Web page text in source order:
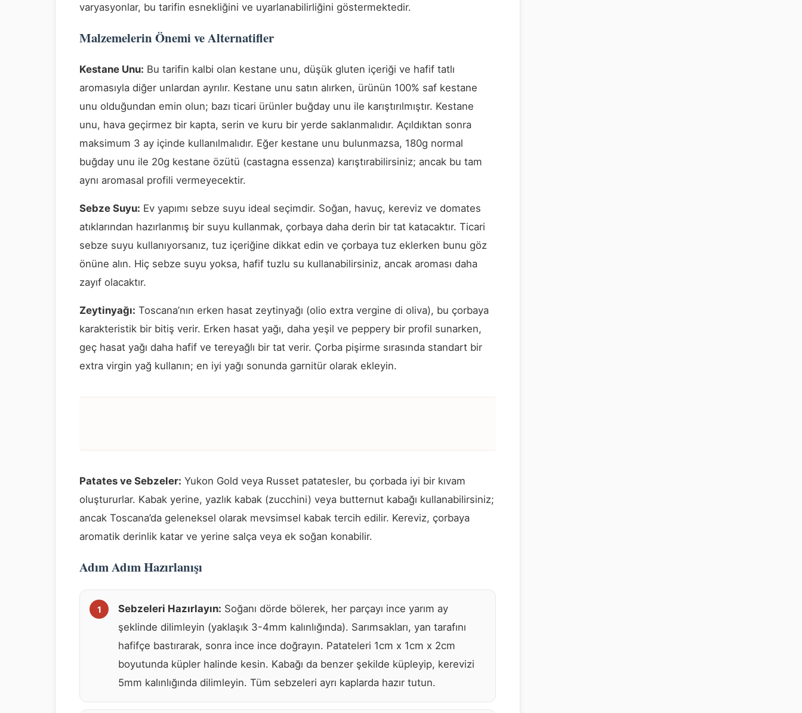
varyasyonlar, bu tarifin esnekliğini ve uyarlanabilirliğini göstermektedir.
Malzemelerin Önemi ve Alternatifler
Kestane Unu: Bu tarifin kalbi olan kestane unu, düşük gluten içeriği ve hafif tatlı
aromasıyla diğer unlardan ayrılır. Kestane unu satın alırken, ürünün 100% saf kestane
unu olduğundan emin olun; bazı ticari ürünler buğday unu ile karıştırılmıştır. Kestane
unu, hava geçirmez bir kapta, serin ve kuru bir yerde saklanmalıdır. Açıldıktan sonra
maksimum 3 ay içinde kullanılmalıdır. Eğer kestane unu bulunmazsa, 180g normal
buğday unu ile 20g kestane özütü (castagna essenza) karıştırabilirsiniz; ancak bu tam
aynı aromasal profili vermeyecektir.
Sebze Suyu: Ev yapımı sebze suyu ideal seçimdir. Soğan, havuç, kereviz ve domates
atıklarından hazırlanmış bir suyu kullanmak, çorbaya daha derin bir tat katacaktır. Ticari
sebze suyu kullanıyorsanız, tuz içeriğine dikkat edin ve çorbaya tuz eklerken bunu göz
önüne alın. Hiç sebze suyu yoksa, hafif tuzlu su kullanabilirsiniz, ancak aroması daha
zayıf olacaktır.
Zeytinyağı: Toscana’nın erken hasat zeytinyağı (olio extra vergine di oliva), bu çorbaya
karakteristik bir bitiş verir. Erken hasat yağı, daha yeşil ve peppery bir profil sunarken,
geç hasat yağı daha hafif ve tereyağlı bir tat verir. Çorba pişirme sırasında standart bir
extra virgin yağ kullanın; en iyi yağı sonunda garnitür olarak ekleyin.
Patates ve Sebzeler: Yukon Gold veya Russet patatesler, bu çorbada iyi bir kıvam
oluştururlar. Kabak yerine, yazlık kabak (zucchini) veya butternut kabağı kullanabilirsiniz;
ancak Toscana’da geleneksel olarak mevsimsel kabak tercih edilir. Kereviz, çorbaya
aromatik derinlik katar ve yerine salça veya ek soğan konabilir.
Adım Adım Hazırlanışı
Sebzeleri Hazırlayın: Soğanı dörde bölerek, her parçayı ince yarım ay
şeklinde dilimleyin (yaklaşık 3-4mm kalınlığında). Sarımsakları, yan tarafını
hafifçe bastırarak, sonra ince ince doğrayın. Patateleri 1cm x 1cm x 2cm
boyutunda küpler halinde kesin. Kabağı da benzer şekilde küpleyip, kerevizi
5mm kalınlığında dilimleyin. Tüm sebzeleri ayrı kaplarda hazır tutun.